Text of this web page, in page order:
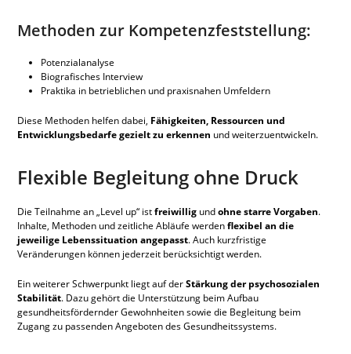
Methoden zur Kompetenzfeststellung:
Potenzialanalyse
Biografisches Interview
Praktika in betrieblichen und praxisnahen Umfeldern
Diese Methoden helfen dabei, Fähigkeiten, Ressourcen und
Entwicklungsbedarfe gezielt zu erkennen und weiterzuentwickeln.
Flexible Begleitung ohne Druck
Die Teilnahme an „Level up“ istfreiwillig undohne starre Vorgaben.
Inhalte, Methoden und zeitliche Abläufe werdenflexibel an die
jeweilige Lebenssituation angepasst. Auch kurzfristige
Veränderungen können jederzeit berücksichtigt werden.
Ein weiterer Schwerpunkt liegt auf derStärkung der psychosozialen
Stabilität. Dazu gehört die Unterstützung beim Aufbau
gesundheitsfördernder Gewohnheiten sowie die Begleitung beim
Zugang zu passenden Angeboten des Gesundheitssystems.